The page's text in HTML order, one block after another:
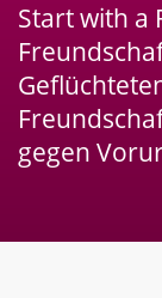
Start with a
gegen